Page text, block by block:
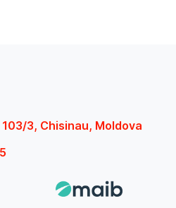
3, Chisinau, Moldova